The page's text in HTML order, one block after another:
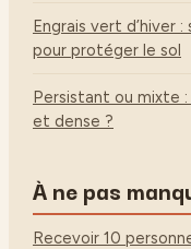
Engrais vert
pour protéger le sol
Persistant ou mixte
et dense ?
À ne pas
Recevoir 10